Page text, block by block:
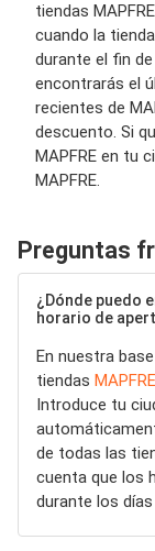
tiendas
cuando la
durante el fin
encontrarás el
recientes de
descuento. Si
MAPFRE en tu
MAPFRE.
Preguntas
¿Dónde puedo
horario de
En nuestra
tiendas MAPFRE
Introduce tu
de todas las
cuenta que los
durante los